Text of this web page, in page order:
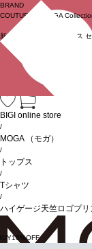
ログイン
BRAND
COUTURIER
MOGA
新着商品 ニュース
BIGI online store
/
MOGA （モガ）
/
トップス
/
Tシャツ
/
ハイゲージ天竺ロゴプリ